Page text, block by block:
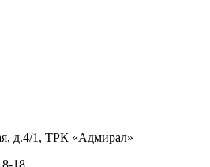
д.4/1, ТРК «Адмирал»
18